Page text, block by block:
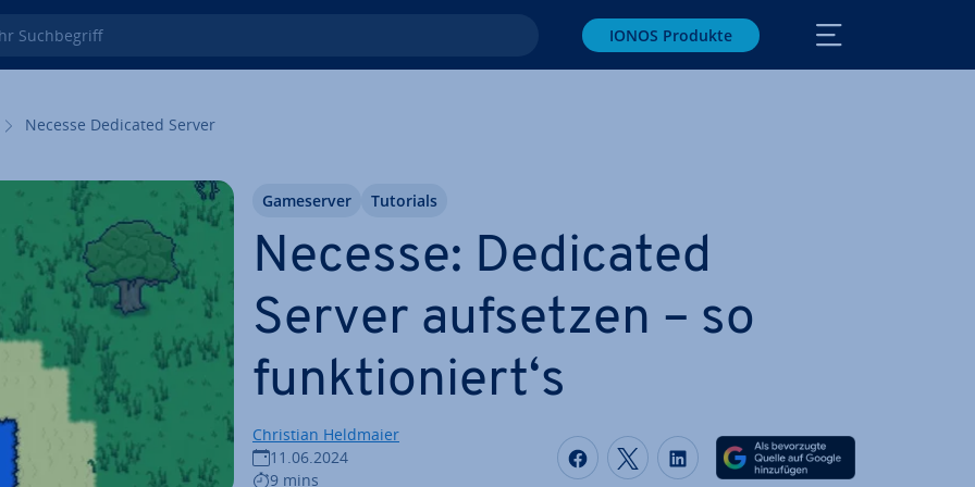
Such­be­griff IONOS Produkte
Necesse Dedicated Server
Necesse: Dedicated
Server aufsetzen – so
funk­tio­niert‘s
Christian Heldmaier
11.06.2024
9 mins
Auf Facebook teilen
Auf Twitter teilen
Auf LinkedIn teilen
Game­ser­ver Tutorials